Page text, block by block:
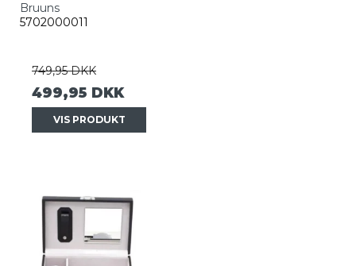
Bruuns
5702000011
749,95 DKK
499,95 DKK
VIS PRODUKT